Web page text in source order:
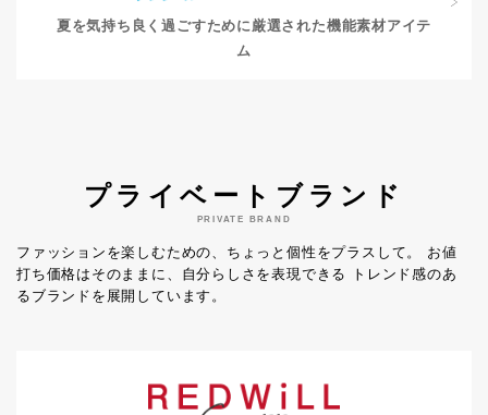
夏を気持ち良く過ごすために 厳選された機能素材アイテ
ム
プライベートブランド
PRIVATE BRAND
ファッションを楽しむための、ちょっと個性をプラスして。
お値
打ち価格はそのままに、自分らしさを表現できる
トレンド感のあ
るブランドを展開しています。